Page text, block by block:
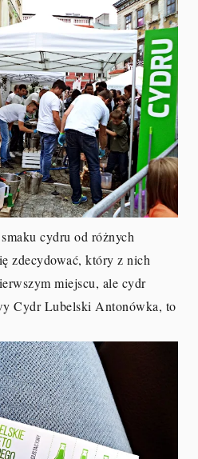
cydru od różnych
zdecydować, który z nich
miejscu, ale cydr
Cydr Lubelski Antonówka, to